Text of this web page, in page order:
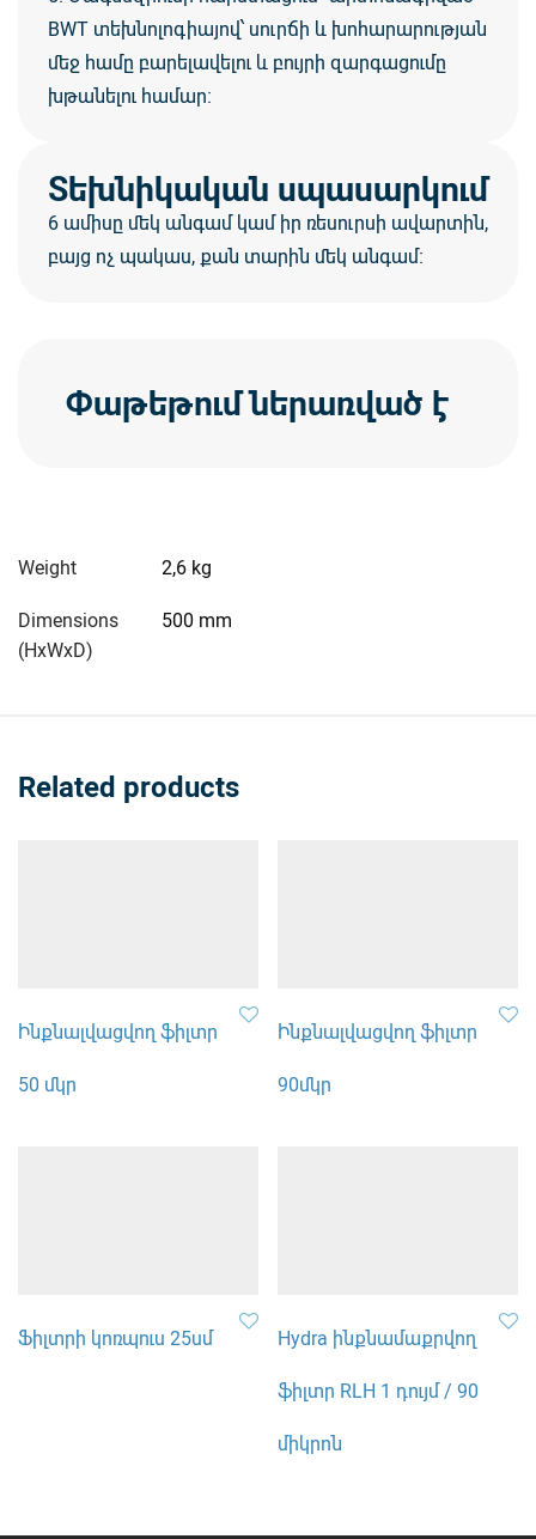
BWT տեխնոլոգիայով՝ սուրճի և խոհարարության
մեջ համը բարելավելու և բույրի զարգացումը
խթանելու համար։
Տեխնիկական սպասարկում
6 ամիսը մեկ անգամ կամ իր ռեսուրսի ավարտին,
բայց ոչ պակաս, քան տարին մեկ անգամ։
Փաթեթում ներառված է
Weight 2,6 kg
Dimensions
(HxWxD)
500 mm
Related products
Ինքնալվացվող ֆիլտր
50 մկր
Ինքնալվացվող ֆիլտր
90մկր
Ֆիլտրի կոռպուս 25սմ Hydra ինքնամաքրվող
ֆիլտր RLH 1 դույմ / 90
միկրոն